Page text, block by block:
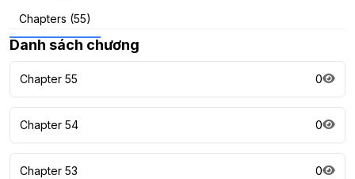
Chapters (55)
Danh sách chương
Chapter 55 0
Chapter 54 0
Chapter 53 0